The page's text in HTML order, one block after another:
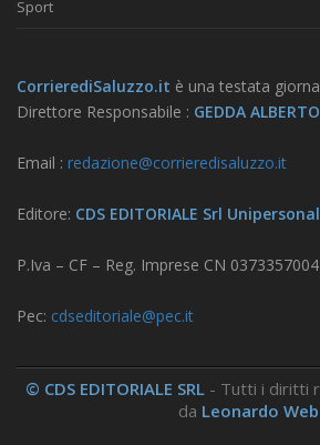
Sport
CorrierediSaluzzo.it è una testata
Direttore Responsabile : GEDDA ALBERTO
Email : redazione@corrieredisaluzzo.it
Editore: CDS EDITORIALE Srl
P.Iva – CF – Reg. Imprese CN
Pec: cdseditoriale@pec.it
© CDS EDITORIALE SRL - Tutti i diritti
da Leonardo Web